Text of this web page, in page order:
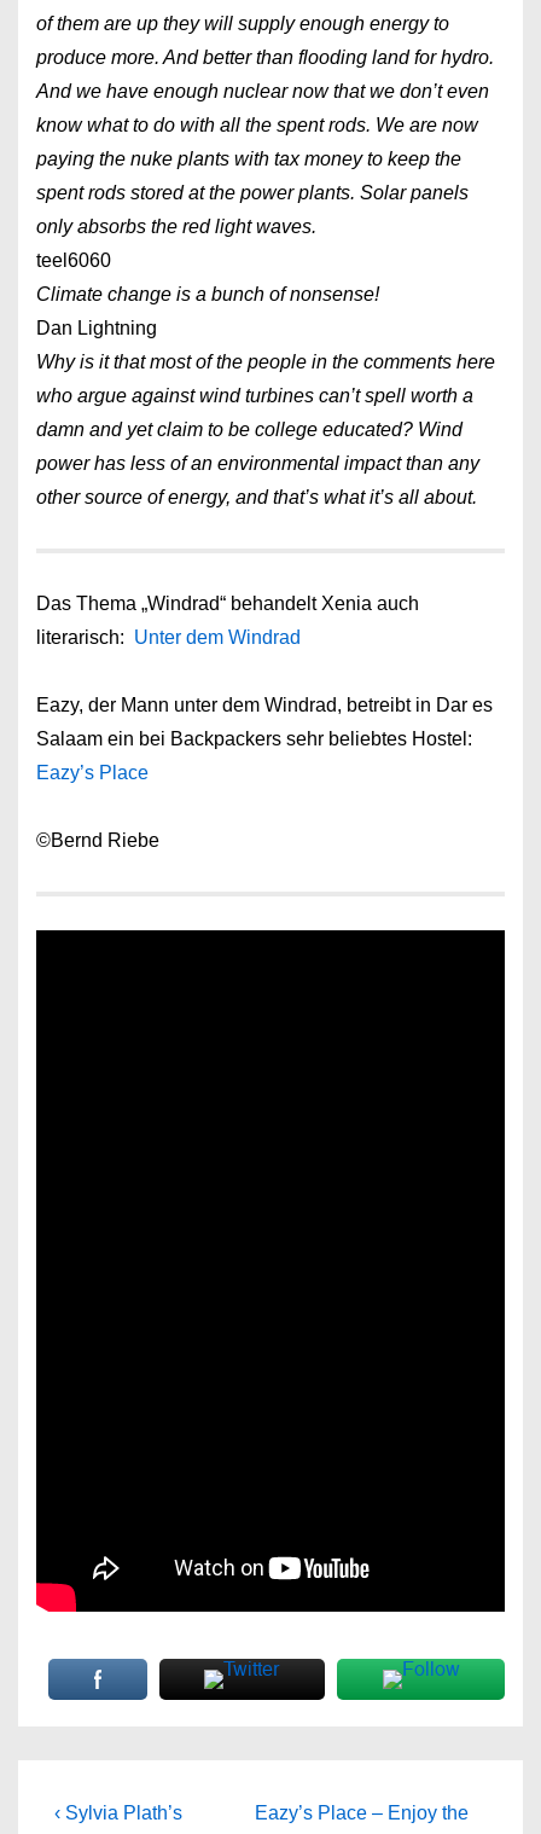
of them are up they will supply enough energy to
produce more. And better than flooding land for hydro.
And we have enough nuclear now that we don’t even
know what to do with all the spent rods. We are now
paying the nuke plants with tax money to keep the
spent rods stored at the power plants. Solar panels
only absorbs the red light waves.
teel6060
Climate change is a bunch of nonsense!
Dan Lightning
Why is it that most of the people in the comments here
who argue against wind turbines can’t spell worth a
damn and yet claim to be college educated? Wind
power has less of an environmental impact than any
other source of energy, and that’s what it’s all about.
Das Thema „Windrad“ behandelt Xenia auch
literarisch: Unter dem Windrad
Eazy, der Mann unter dem Windrad, betreibt in Dar es
Salaam ein bei Backpackers sehr beliebtes Hostel:
Eazy’s Place
©Bernd Riebe
Beitragsnavigation
Previous
‹ Sylvia Plath’s
Next
Eazy’s Place – Enjoy the